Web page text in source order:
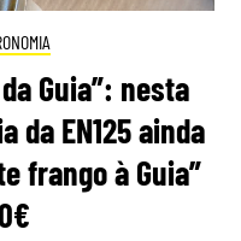
Guia”: nesta
EN125 ainda
frango à Guia”